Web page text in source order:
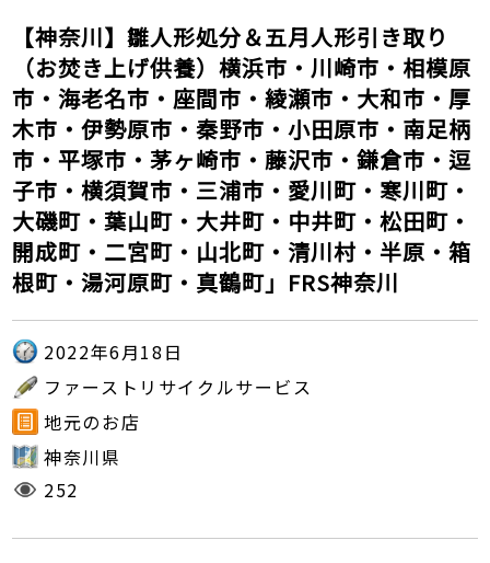
【神奈川】雛人形処分＆五月人形引き取り
（お焚き上げ供養）横浜市・川崎市・相模原
市・海老名市・座間市・綾瀬市・大和市・厚
木市・伊勢原市・秦野市・小田原市・南足柄
市・平塚市・茅ヶ崎市・藤沢市・鎌倉市・逗
子市・横須賀市・三浦市・愛川町・寒川町・
大磯町・葉山町・大井町・中井町・松田町・
開成町・二宮町・山北町・清川村・半原・箱
根町・湯河原町・真鶴町」FRS神奈川
2022年6月18日
ファーストリサイクルサービス
地元のお店
神奈川県
252